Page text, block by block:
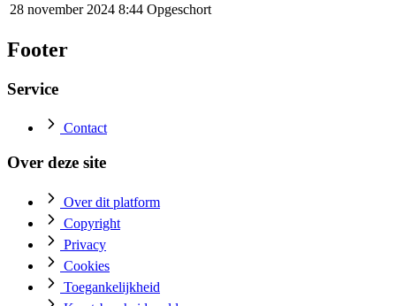
28 november 2024 8:44 Opgeschort
Footer
Service
Contact
Over deze site
Over dit platform
Copyright
Privacy
Cookies
Toegankelijkheid